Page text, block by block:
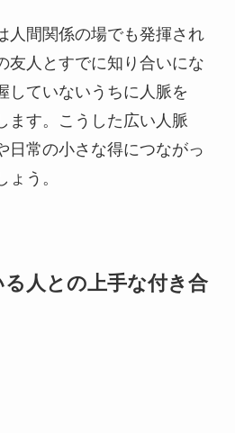
人間関係の場でも発揮され
友人とすでに知り合いにな
していないうちに人脈を
ます。こうした広い人脈
日常の小さな得につながっ
う。
人との上手な付き合